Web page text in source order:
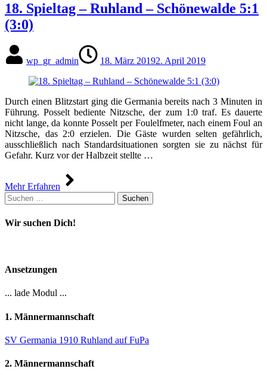
18. Spieltag – Ruhland – Schönewalde 5:1
(3:0)
wp_gr_admin 18. März 20192. April 2019
Durch einen Blitzstart ging die Germania bereits nach 3 Minuten in
Führung. Posselt bediente Nitzsche, der zum 1:0 traf. Es dauerte
nicht lange, da konnte Posselt per Foulelfmeter, nach einem Foul an
Nitzsche, das 2:0 erzielen. Die Gäste wurden selten gefährlich,
ausschließlich nach Standardsituationen sorgten sie zu nächst für
Gefahr. Kurz vor der Halbzeit stellte …
Mehr Erfahren
Suchen
nach:
Wir suchen Dich!
Ansetzungen
... lade Modul ...
1. Männermannschaft
SV Germania 1910 Ruhland auf FuPa
2. Männermannschaft